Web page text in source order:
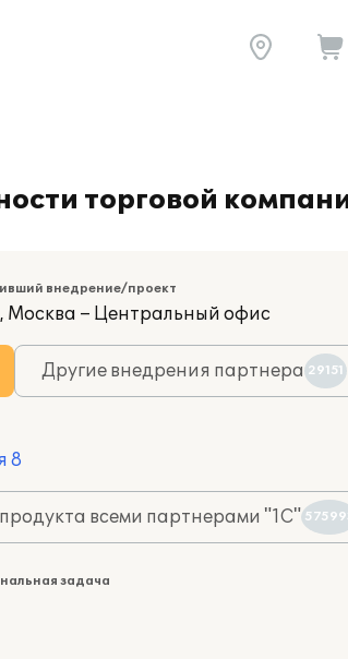
торговой
внедрение/проект
Москва – Центральный офис
Другие внедрения партнера 29151
8
всеми партнерами "1С"
задача